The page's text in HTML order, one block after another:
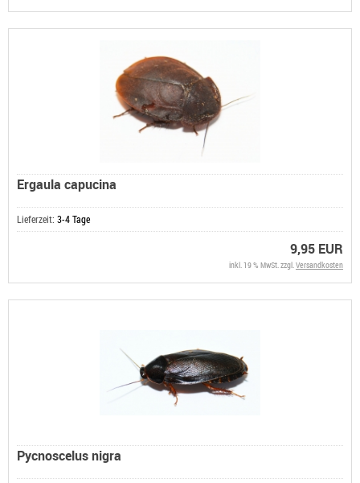
Ergaula capucina
Lieferzeit: 3-4 Tage
9,95 EUR
inkl. 19 % MwSt. zzgl.Versandkosten
Pycnoscelus nigra